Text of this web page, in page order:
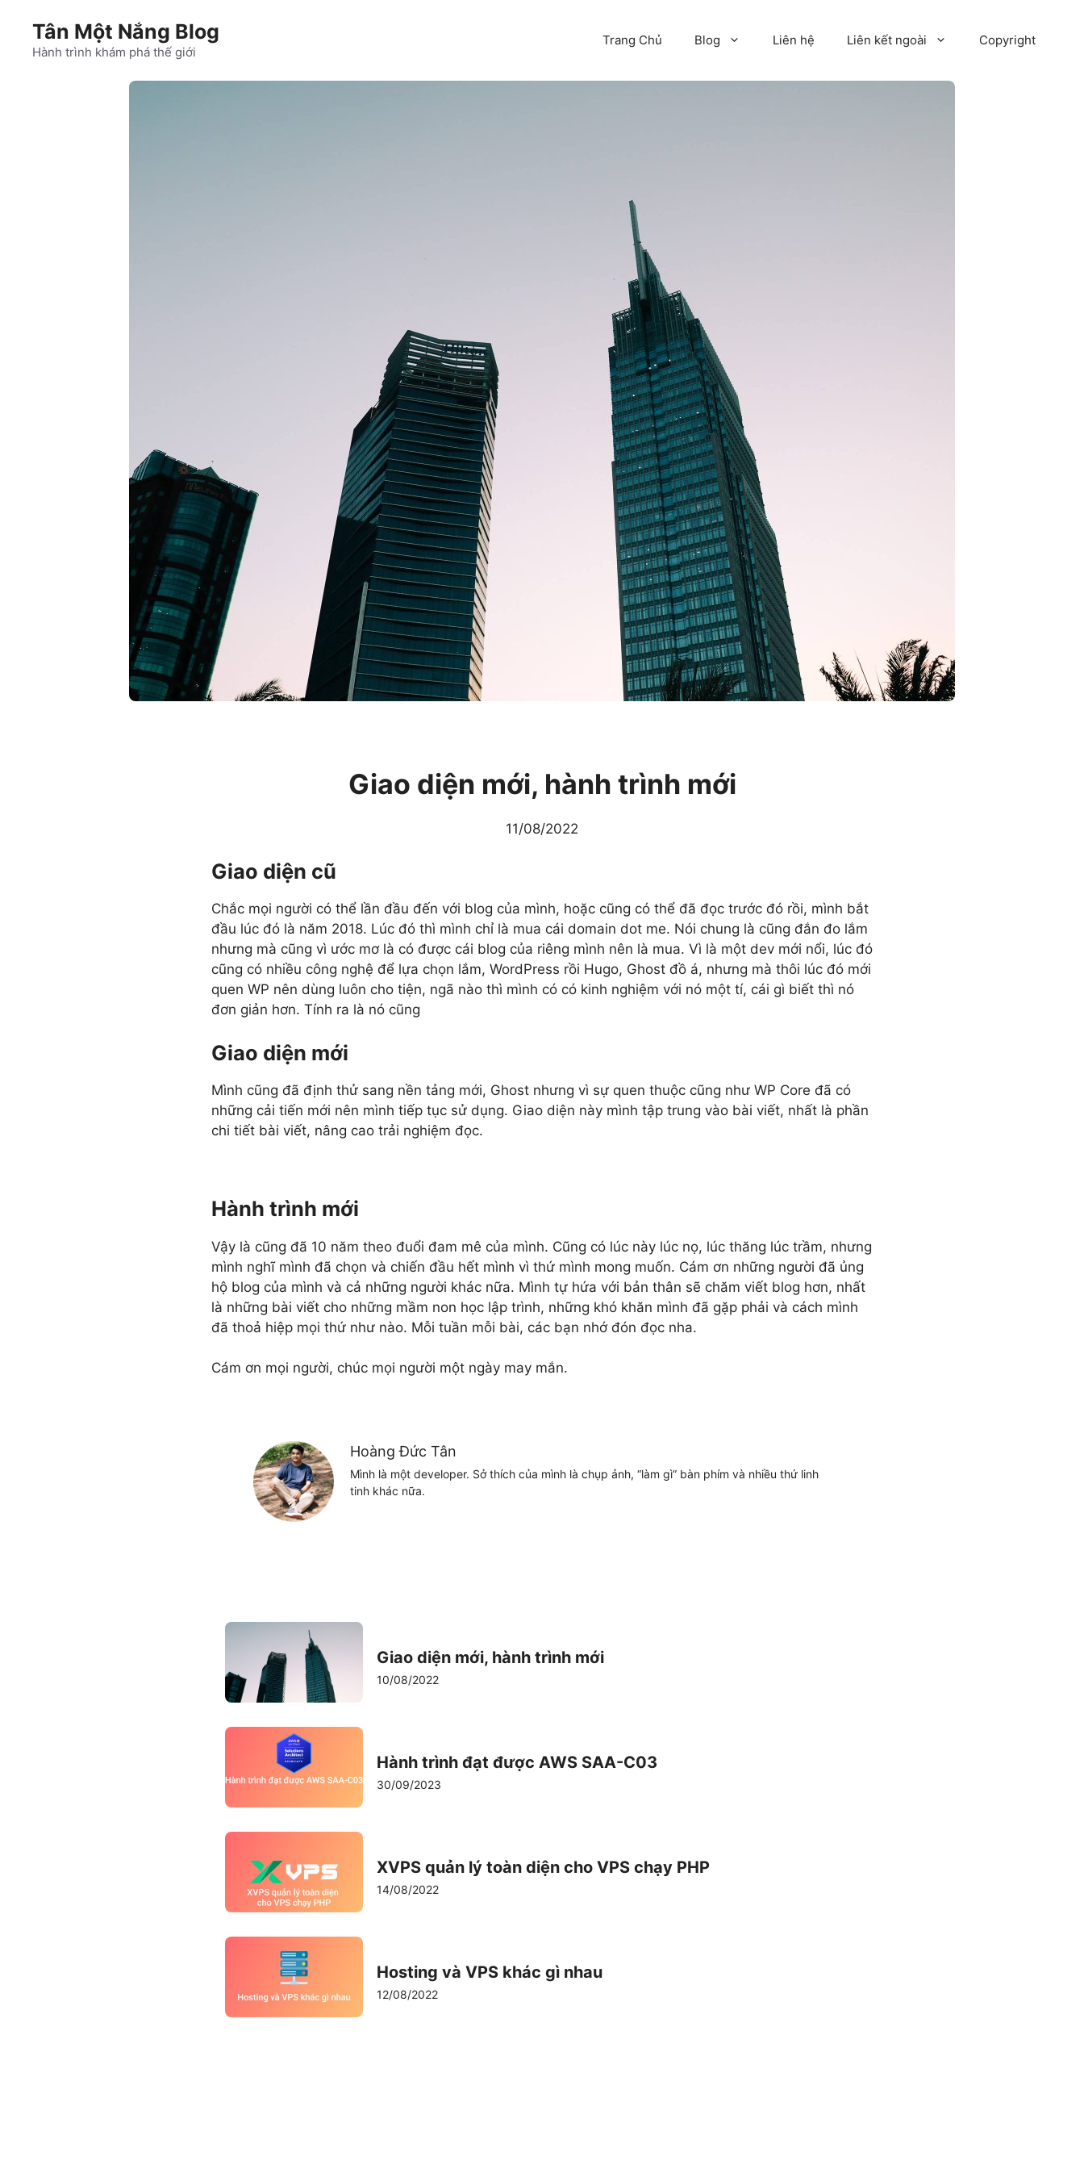
Tân Một Nắng Blog
Hành trình khám phá thế giới
Trang Chủ Blog Liên hệ Liên kết ngoài Copyright
Giao diện mới, hành trình mới
11/08/2022
Giao diện cũ
Chắc mọi người có thể lần đầu đến với blog của mình, hoặc cũng có thể đã đọc trước đó rồi, mình bắt
đầu lúc đó là năm 2018. Lúc đó thì mình chỉ là mua cái domain dot me. Nói chung là cũng đắn đo lắm
nhưng mà cũng vì ước mơ là có được cái blog của riêng mình nên là mua. Vì là một dev mới nổi, lúc đó
cũng có nhiều công nghệ để lựa chọn lắm, WordPress rồi Hugo, Ghost đồ á, nhưng mà thôi lúc đó mới
quen WP nên dùng luôn cho tiện, ngã nào thì mình có có kinh nghiệm với nó một tí, cái gì biết thì nó
đơn giản hơn. Tính ra là nó cũng
Giao diện mới
Mình cũng đã định thử sang nền tảng mới, Ghost nhưng vì sự quen thuộc cũng như WP Core đã có
những cải tiến mới nên mình tiếp tục sử dụng. Giao diện này mình tập trung vào bài viết, nhất là phần
chi tiết bài viết, nâng cao trải nghiệm đọc.
Hành trình mới
Vậy là cũng đã 10 năm theo đuổi đam mê của mình. Cũng có lúc này lúc nọ, lúc thăng lúc trầm, nhưng
mình nghĩ mình đã chọn và chiến đầu hết mình vì thứ mình mong muốn. Cám ơn những người đã ủng
hộ blog của mình và cả những người khác nữa. Mình tự hứa với bản thân sẽ chăm viết blog hơn, nhất
là những bài viết cho những mầm non học lập trình, những khó khăn mình đã gặp phải và cách mình
đã thoả hiệp mọi thứ như nào. Mỗi tuần mỗi bài, các bạn nhớ đón đọc nha.
Cám ơn mọi người, chúc mọi người một ngày may mắn.
Hoàng Đức Tân
Mình là một developer. Sở thích của mình là chụp ảnh, “làm gì” bàn phím và nhiều thứ linh
tinh khác nữa.
Giao diện mới, hành trình mới
10/08/2022
Hành trình đạt được AWS SAA-C03
30/09/2023
XVPS quản lý toàn diện cho VPS chạy PHP
14/08/2022
Hosting và VPS khác gì nhau
12/08/2022